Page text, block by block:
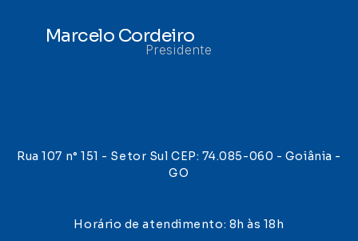
Marcelo Cordeiro
Presidente
Rua 107 n° 151 - Setor Sul CEP: 74.085-060 - Goiânia -
GO
Horário de atendimento: 8h às 18h